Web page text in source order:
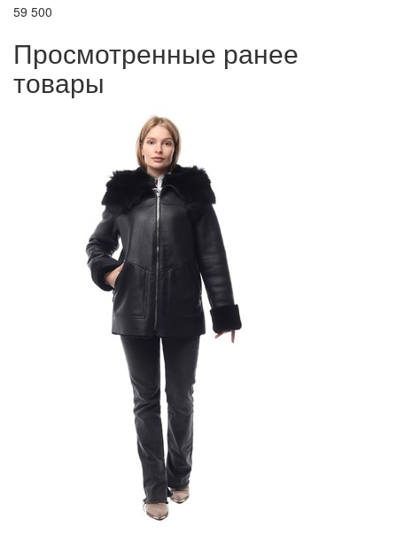
59 500
Просмотренные ранее
товары